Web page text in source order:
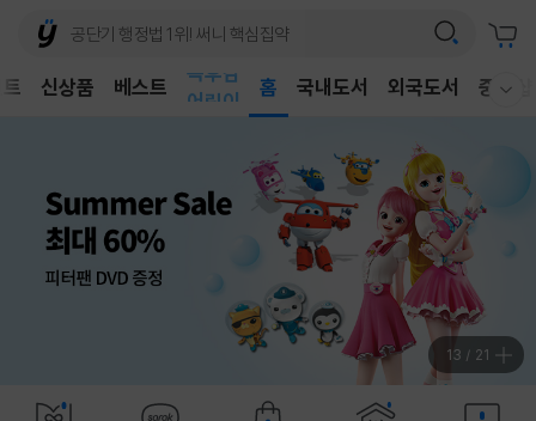
신상품 베스트
어린이
홈 국내도서 외국도서 중고샵
13 / 21